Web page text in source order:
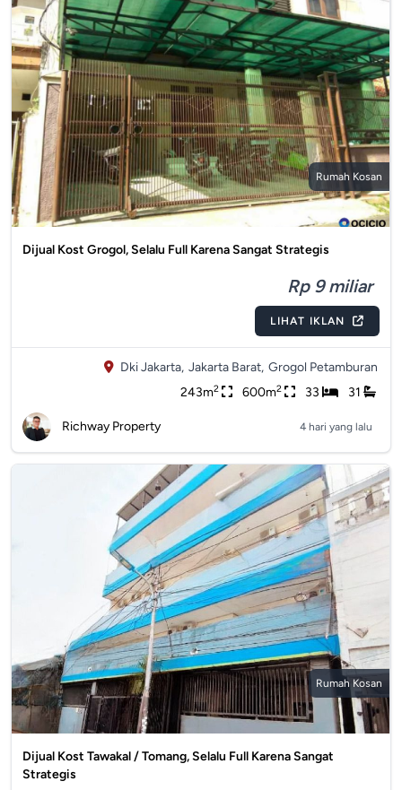
Rumah Kosan
Dijual Kost Grogol, Selalu Full Karena Sangat Strategis
Rp 9 miliar
LIHAT IKLAN
Dki Jakarta, Jakarta Barat, Grogol Petamburan
243m2 600m2 33 31
Richway Property 4 hari yang lalu
Rumah Kosan
Dijual Kost Tawakal / Tomang, Selalu Full Karena Sangat
Strategis